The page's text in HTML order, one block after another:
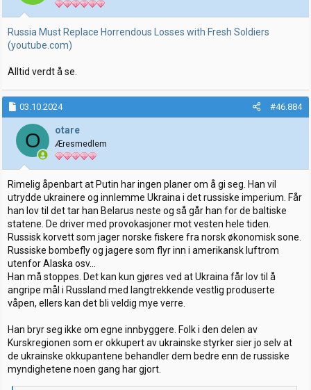
Russia Must Replace Horrendous Losses with Fresh Soldiers
(youtube.com)
Alltid verdt å se.
03.10.2024 #46.884
O otare
Æresmedlem
Rimelig åpenbart at Putin har ingen planer om å gi seg. Han vil
utrydde ukrainere og innlemme Ukraina i det russiske imperium. Får
han lov til det tar han Belarus neste og så går han for de baltiske
statene. De driver med provokasjoner mot vesten hele tiden.
Russisk korvett som jager norske fiskere fra norsk økonomisk sone.
Russiske bombefly og jagere som flyr inn i amerikansk luftrom
utenfor Alaska osv...
Han må stoppes. Det kan kun gjøres ved at Ukraina får lov til å
angripe mål i Russland med langtrekkende vestlig produserte
våpen, ellers kan det bli veldig mye verre.
Han bryr seg ikke om egne innbyggere. Folk i den delen av
Kurskregionen som er okkupert av ukrainske styrker sier jo selv at
de ukrainske okkupantene behandler dem bedre enn de russiske
myndighetene noen gang har gjort.